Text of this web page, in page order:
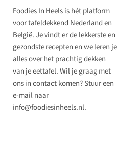
Foodies In Heels is hét platform
voor tafeldekkend Nederland en
België. Je vindt er de lekkerste en
gezondste recepten en we leren je
alles over het prachtig dekken
van je eettafel. Wil je graag met
ons in contact komen? Stuur een
e-mail naar
info@foodiesinheels.nl.